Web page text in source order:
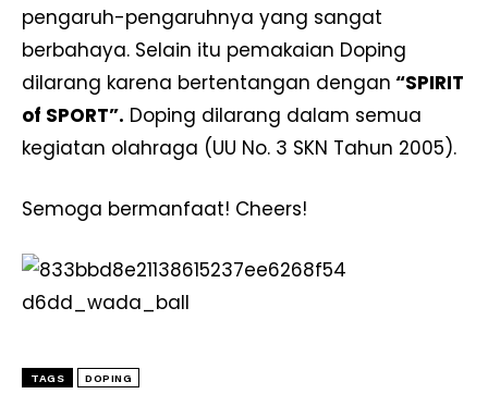
pengaruh-pengaruhnya yang sangat
berbahaya. Selain itu pemakaian Doping
dilarang karena bertentangan dengan “SPIRIT
of SPORT”. Doping dilarang dalam semua
kegiatan olahraga (UU No. 3 SKN Tahun 2005).
Semoga bermanfaat! Cheers!
TAGS DOPING